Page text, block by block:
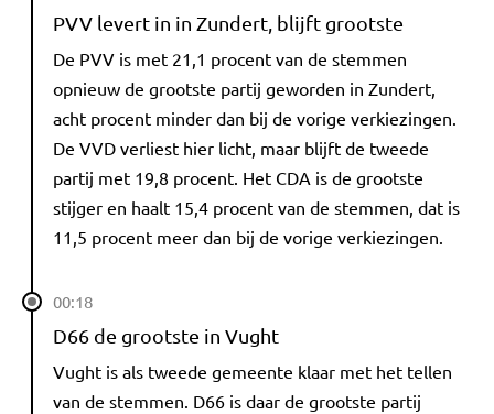
PVV levert in in Zundert, blijft grootste
De PVV is met 21,1 procent van de stemmen
opnieuw de grootste partij geworden in Zundert,
acht procent minder dan bij de vorige verkiezingen.
De VVD verliest hier licht, maar blijft de tweede
partij met 19,8 procent. Het CDA is de grootste
stijger en haalt 15,4 procent van de stemmen, dat is
11,5 procent meer dan bij de vorige verkiezingen.
00:18
D66 de grootste in Vught
Vught is als tweede gemeente klaar met het tellen
van de stemmen. D66 is daar de grootste partij